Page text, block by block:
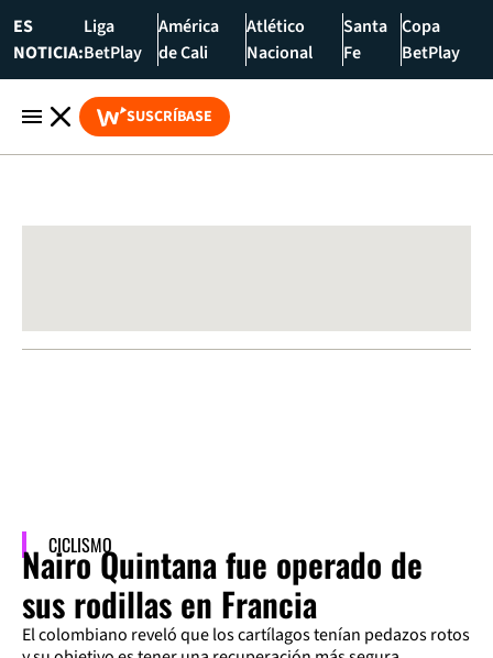
ES
NOTICIA:
Liga
BetPlay
América
de Cali
Atlético
Nacional
Santa
Fe
Copa
BetPlay
SUSCRÍBASE
CICLISMO
Nairo Quintana fue operado de
sus rodillas en Francia
El colombiano reveló que los cartílagos tenían pedazos rotos